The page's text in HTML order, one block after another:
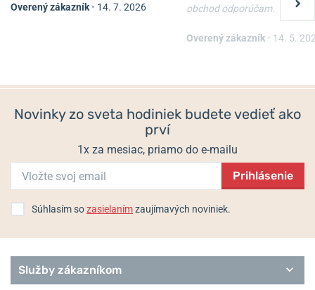
Overený zákazník • 14. 7. 2026
obchod odporúčam.
Overený zákazník • 14. 5.
Novinky zo sveta hodiniek budete vedieť ako
prví
1x za mesiac, priamo do e-mailu
Prihlásenie
Súhlasím sozasielanímzaujímavých noviniek.
Služby zákazníkom